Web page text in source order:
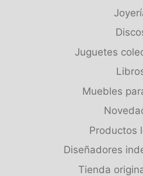
Juguetes
Muebles
Productos
Diseñadores
Tienda